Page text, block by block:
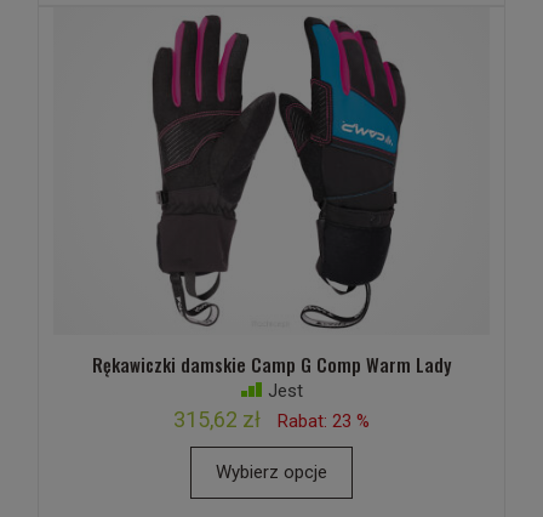
Rękawiczki damskie Camp G Comp Warm Lady
Jest
315,62 zł Rabat: 23 %
Wybierz opcje